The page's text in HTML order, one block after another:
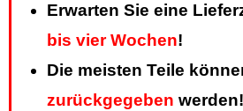
Erwarten Sie eine
bis vier Wochen!
Die meisten Teile
zurückgegeben werden!